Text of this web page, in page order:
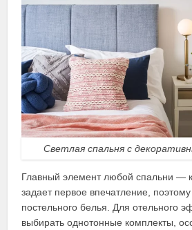
Светлая спальня с
Главный элемент любой спальни —
задает первое впечатление, поэтому
постельного белья. Для отельного
выбирать однотонные комплекты,